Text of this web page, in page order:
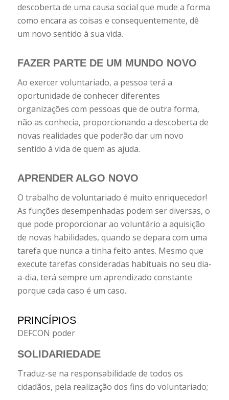
descoberta de uma causa social que mude a forma
como encara as coisas e consequentemente, dê
um novo sentido à sua vida.
FAZER PARTEDEUM MUNDO NOVO
Ao exercer voluntariado, a pessoa terá a
oportunidade de conhecer diferentes
organizações com pessoas que de outra forma,
não as conhecia, proporcionando a descoberta de
novas realidades que poderão dar um novo
sentido à vida de quem as ajuda.
APRENDERALGO NOVO
O trabalho de voluntariado é muito enriquecedor!
As funções desempenhadas podem ser diversas, o
que pode proporcionar ao voluntário a aquisição
de novas habilidades, quando se depara com uma
tarefa que nunca a tinha feito antes. Mesmo que
execute tarefas consideradas habituais no seu dia-
a-dia, terá sempre um aprendizado constante
porque cada caso é um caso.
PRINCÍPIOS
DEFCON poder
SOLIDARIEDADE
Traduz-se na responsabilidade de todos os
cidadãos, pela realização dos fins do voluntariado;